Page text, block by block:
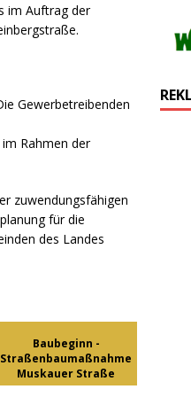
im Auftrag der
Gewerbetreibenden
Rahmen der
zuwendungsfähigen
für die
des Landes
Baubeginn -
Straßenbaumaßnahme
Muskauer Straße